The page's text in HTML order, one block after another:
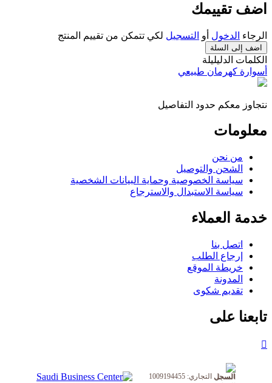
اضف تقييمك
الرجاء الدخول أو التسجيل لكي تتمكن من تقييم المنتج
اضف إلى السلة
الكلمات الدليليلة
أسوارة كهرمان طبيعي
نتجاوز معكم حدود التفاصيل
معلومات
من نحن
الشحن والتوصيل
سياسة الخصوصية وحماية البيانات الشخصية
سياسة الاستبدال والاسترجاع
خدمة العملاء
اتصل بنا
إرجاع الطلب
خريطة الموقع
المدونة
تقديم شكوى
تابعنا على
السجل التجاري: 1009194455